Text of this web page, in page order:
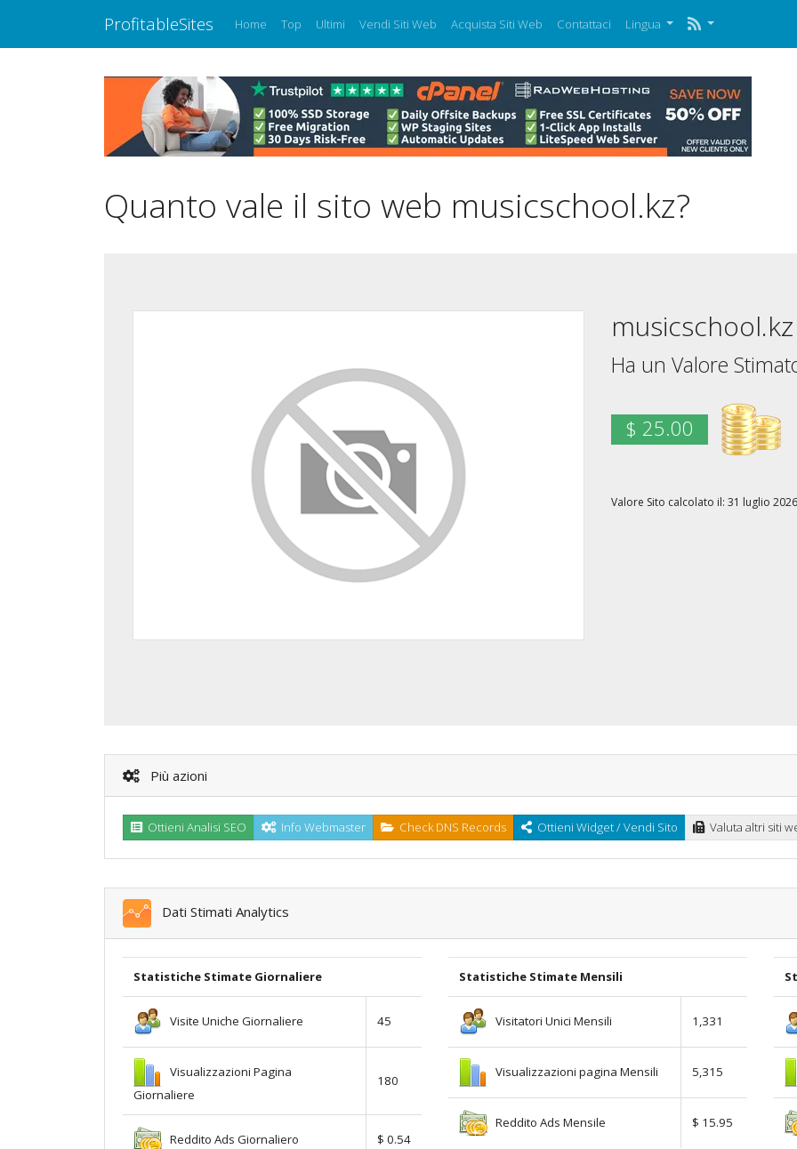
ProfitableSites Home Top Ultimi Vendi Siti Web Acquista Siti Web Contattaci Lingua
Quanto vale il sito web musicschool.kz?
musicschool.kz
Ha un Valore
$ 25.00
Valore Sito calcolato il: 31 luglio
Più azioni
Ottieni Analisi SEO Info Webmaster Check DNS Records Ottieni Widget / Vendi Sito Valuta altri siti
Dati Stimati Analytics
Statistiche Stimate Giornaliere
Visite Uniche Giornaliere 45
Visualizzazioni Pagina
Giornaliere
180
Reddito Ads Giornaliero $ 0.54
Statistiche Stimate Mensili
Visitatori Unici Mensili 1,331
Visualizzazioni pagina Mensili 5,315
Reddito Ads Mensile $ 15.95